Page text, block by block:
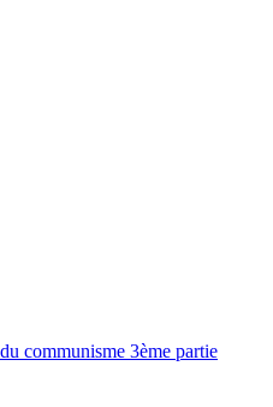
communisme 3ème partie